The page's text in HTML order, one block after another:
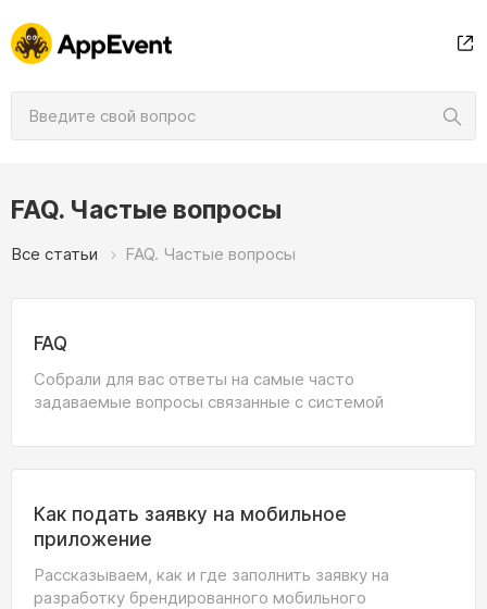
FAQ. Частые вопросы
Все статьи FAQ. Частые вопросы
FAQ
Собрали для вас ответы на самые часто
задаваемые вопросы связанные с системой
Как подать заявку на мобильное
приложение
Рассказываем, как и где заполнить заявку на
разработку брендированного мобильного